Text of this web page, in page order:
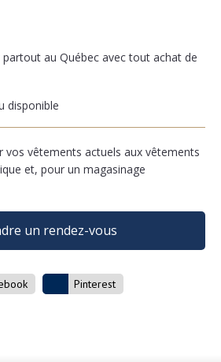
au Québec avec tout achat de
disponible
vos vêtements actuels aux vêtements
et, pour un magasinage
un rendez-vous
Pinterest